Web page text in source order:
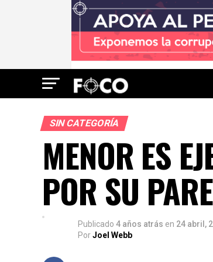
SIN CATEGORÍA
MENOR ES
POR SU
Publicado 4 años atrás en 24 abril,
PorJoel Webb